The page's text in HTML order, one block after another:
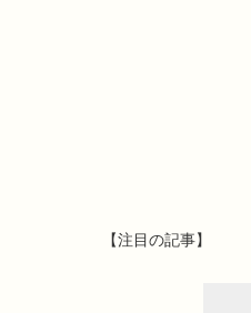
【注目の記事】